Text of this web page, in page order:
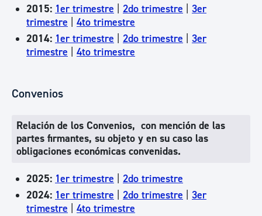
2015: 1er trimestre 2do trimestre
3er
trimestre
4to trimestre
2014: 1er trimestre 2do trimestre
3er
trimestre
4to trimestre
Convenios
Relación de los Convenios, con mención de las
partes firmantes, su objeto y en su caso las
obligaciones económicas convenidas.
2025: 1er trimestre
2do trimestre
2024: 1er trimestre 2do trimestre
3er
trimestre
4to trimestre